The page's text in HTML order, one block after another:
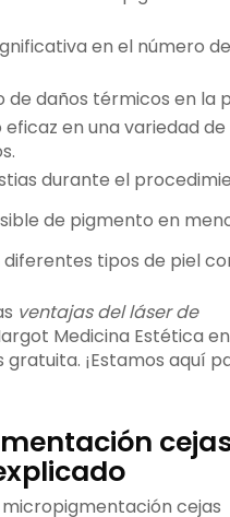
en el número
de daños térmicos en la
en una variedad
durante el
de pigmento en
tipos de piel
ventajas del láser de
Medicina Estética en
gratuita. ¡Estamos aquí